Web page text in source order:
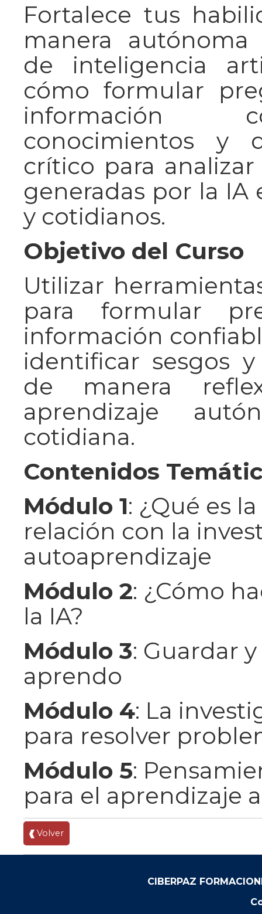
Fortalece tus
manera
de inteligencia
cómo formular
información
conocimientos y
crítico para
generadas por la IA
y cotidianos.
Objetivo del Curso
Utilizar
para formular
información
identificar sesgos
de manera
aprendizaje
cotidiana.
Contenidos
Módulo 1: ¿Qué es
relación con la
autoaprendizaje
Módulo 2: ¿Cómo
la IA?
Módulo 3: Guardar
aprendo
Módulo 4: La
para resolver
Módulo 5:
para el aprendizaje
Volver
CIBERPAZ